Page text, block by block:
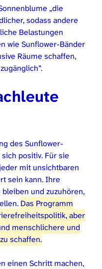
„die
sodass andere
Belastungen
wie Sunflower-Bänder
Räume schaffen,
des Sunflower-
positiv. Für sie
mit unsichtbaren
sein kann. Ihre
und zuzuhören,
Das Programm
aber
menschlichere und
schaffen.
einen Schritt machen,